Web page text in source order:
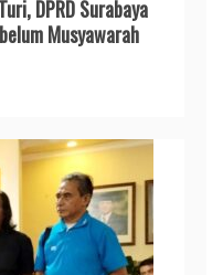
DPRD Surabaya
Musyawarah